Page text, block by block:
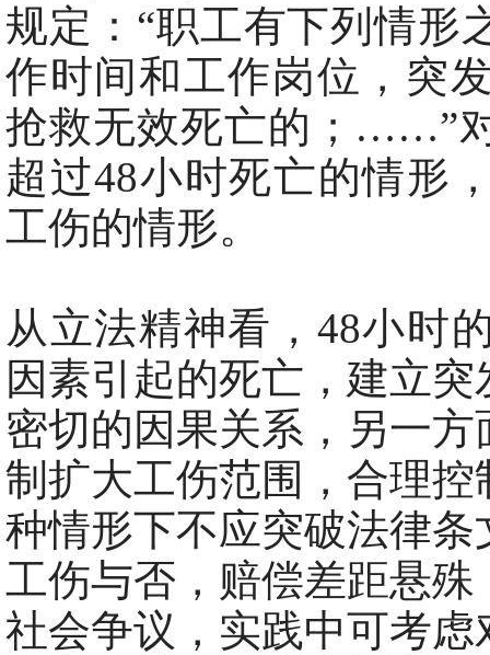
规定：“职工有下列情形
作时间和工作岗位，突
抢救无效死亡的；……”
超过48小时死亡的情形
工伤的情形。
从立法精神看，48小时
因素引起的死亡，建立
密切的因果关系，另一
制扩大工伤范围，合理
种情形下不应突破法律
工伤与否，赔偿差距悬
社会争议，实践中可考